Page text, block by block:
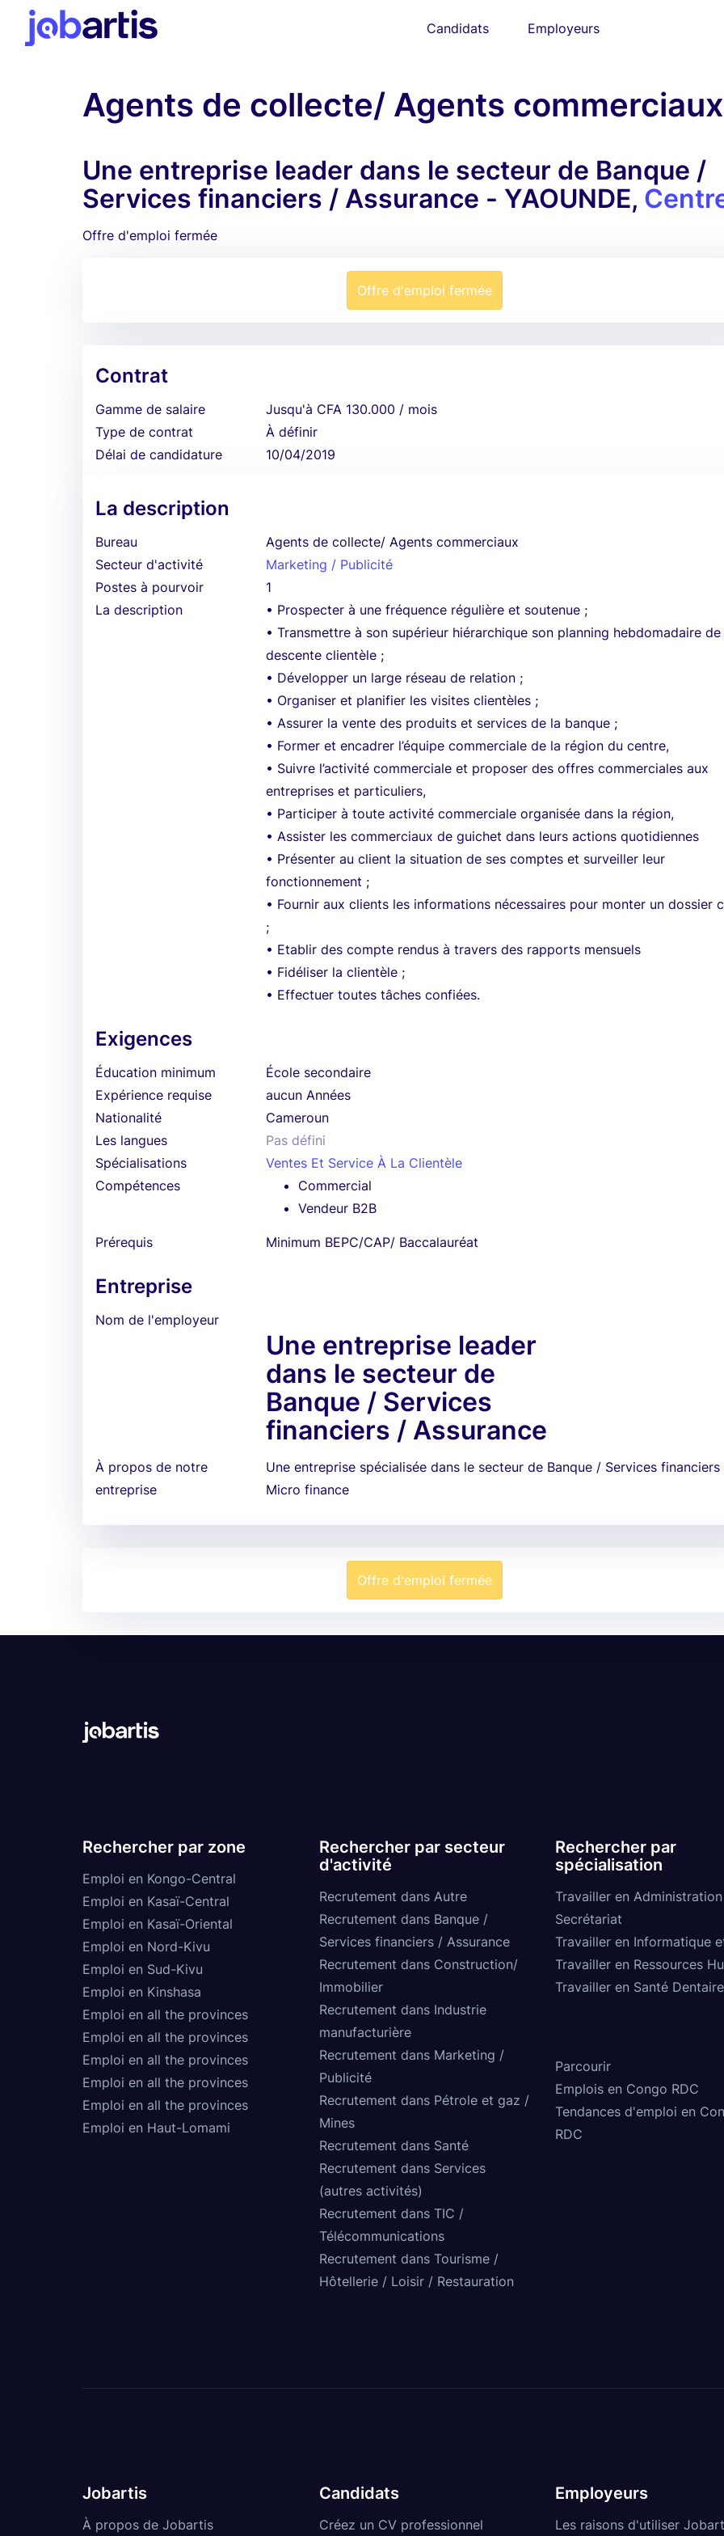
Candidats Employeurs
Agents de collecte/ Agents commerciaux
Une entreprise leader dans le secteur de Banque /
Services financiers / Assurance - YAOUNDE,
Offre d'emploi fermée
Offre d'emploi fermée
Contrat
Gamme de salaire
Jusqu'à CFA 130.000 / mois
Type de contrat
À définir
Délai de candidature
10/04/2019
La description
Bureau
Agents de collecte/ Agents commerciaux
Secteur d'activité
Marketing / Publicité
Postes à pourvoir
1
La description
• Prospecter à une fréquence régulière et soutenue ;
• Transmettre à son supérieur hiérarchique son planning hebdomadaire de
descente clientèle ;
• Développer un large réseau de relation ;
• Organiser et planifier les visites clientèles ;
• Assurer la vente des produits et services de la banque ;
• Former et encadrer l’équipe commerciale de la région du centre,
• Suivre l’activité commerciale et proposer des offres commerciales aux
entreprises et particuliers,
• Participer à toute activité commerciale organisée dans la région,
• Assister les commerciaux de guichet dans leurs actions quotidiennes
• Présenter au client la situation de ses comptes et surveiller leur
fonctionnement ;
• Fournir aux clients les informations nécessaires pour monter un dossier
;
• Etablir des compte rendus à travers des rapports mensuels
• Fidéliser la clientèle ;
• Effectuer toutes tâches confiées.
Exigences
Éducation minimum
École secondaire
Expérience requise
aucun Années
Nationalité
Cameroun
Les langues
Pas défini
Spécialisations
Ventes Et Service À La Clientèle
Compétences
Commercial
Vendeur B2B
Prérequis Minimum BEPC/CAP/ Baccalauréat
Entreprise
Nom de l'employeur
Une entreprise leader
dans le secteur de
Banque / Services
financiers / Assurance
À propos de notre
entreprise
Une entreprise spécialisée dans le secteur de Banque / Services
Micro finance
Offre d'emploi fermée
Rechercher par zone
Emploi en Kongo-Central
Emploi en Kasaï-Central
Emploi en Kasaï-Oriental
Emploi en Nord-Kivu
Emploi en Sud-Kivu
Emploi en Kinshasa
Emploi en all the provinces
Emploi en all the provinces
Emploi en all the provinces
Emploi en all the provinces
Emploi en all the provinces
Emploi en Haut-Lomami
Rechercher par secteur
d'activité
Recrutement dans Autre
Recrutement dans Banque /
Services financiers / Assurance
Recrutement dans Construction/
Immobilier
Recrutement dans Industrie
manufacturière
Recrutement dans Marketing /
Publicité
Recrutement dans Pétrole et gaz /
Mines
Recrutement dans Santé
Recrutement dans Services
(autres activités)
Recrutement dans TIC /
Télécommunications
Recrutement dans Tourisme /
Hôtellerie / Loisir / Restauration
Rechercher par
spécialisation
Travailler en
Secrétariat
Travailler en Informatique
Travailler en Ressources
Travailler en Santé Dentaire
Parcourir
Emplois en Congo RDC
Tendances d'emploi en
RDC
Jobartis
À propos de Jobartis
Candidats
Créez un CV professionnel
Employeurs
Les raisons d'utiliser